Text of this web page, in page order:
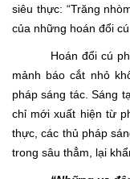
siêu thực: “Trăng
của những hoán đổi
Hoán đổi cú
mảnh báo cắt nhỏ
pháp sáng tác. Sáng
chỉ mới xuất hiện từ
thực, các thủ pháp
trong sâu thẳm, lại